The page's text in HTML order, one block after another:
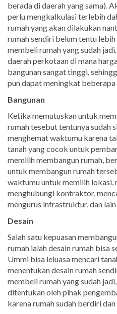
berada di daerah yang sama).
perlu mengkalkulasi terlebih
rumah yang akan dilakukan
rumah sendiri belum tentu
membeli rumah yang sudah
daerah perkotaan di mana
bangunan sangat tinggi,
pun dapat meningkat
Bangunan
Ketika memutuskan untuk
rumah tesebut tentunya sudah
menghemat waktumu karena
tanah yang cocok untuk
memilih membangun rumah,
untuk membangun rumah
waktumu untuk memilih lokasi,
menghubungi kontraktor,
mengurus infrastruktur, dan
Desain
Salah satu kepuasan
rumah ialah desain rumah bisa
Ummi bisa leluasa mencari
menentukan desain rumah
membeli rumah yang sudah
ditentukan oleh pihak
karena rumah sudah berdiri